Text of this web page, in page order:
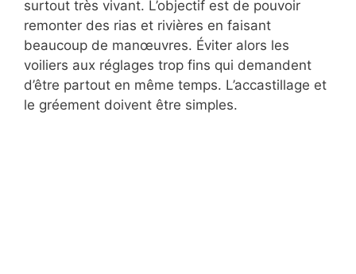
surtout très vivant. L’objectif est de pouvoir
remonter des rias et rivières en faisant
beaucoup de manœuvres. Éviter alors les
voiliers aux réglages trop fins qui demandent
d’être partout en même temps. L’accastillage et
le gréement doivent être simples.